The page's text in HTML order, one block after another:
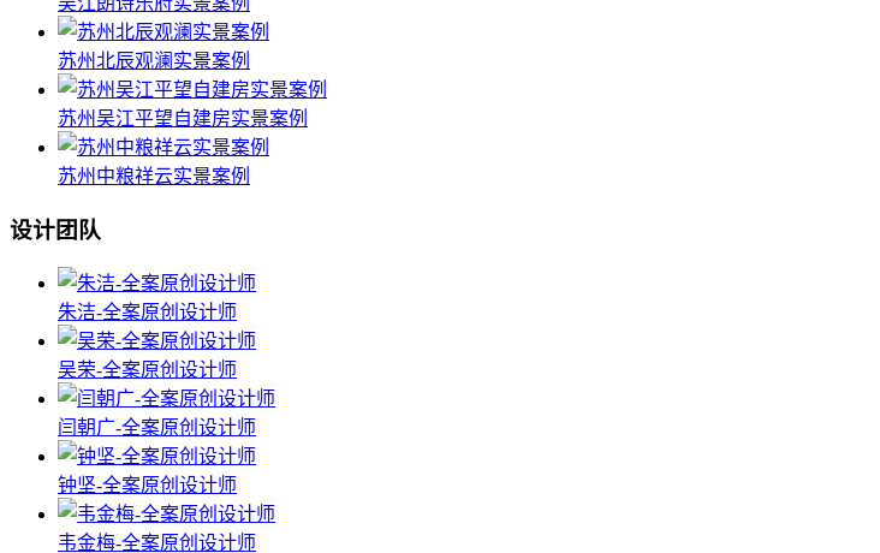
苏州北辰观澜实景案例
苏州吴江平望自建房实景案例
苏州中粮祥云实景案例
设计团队
朱洁-全案原创设计师
吴荣-全案原创设计师
闫朝广-全案原创设计师
钟坚-全案原创设计师
韦金梅-全案原创设计师